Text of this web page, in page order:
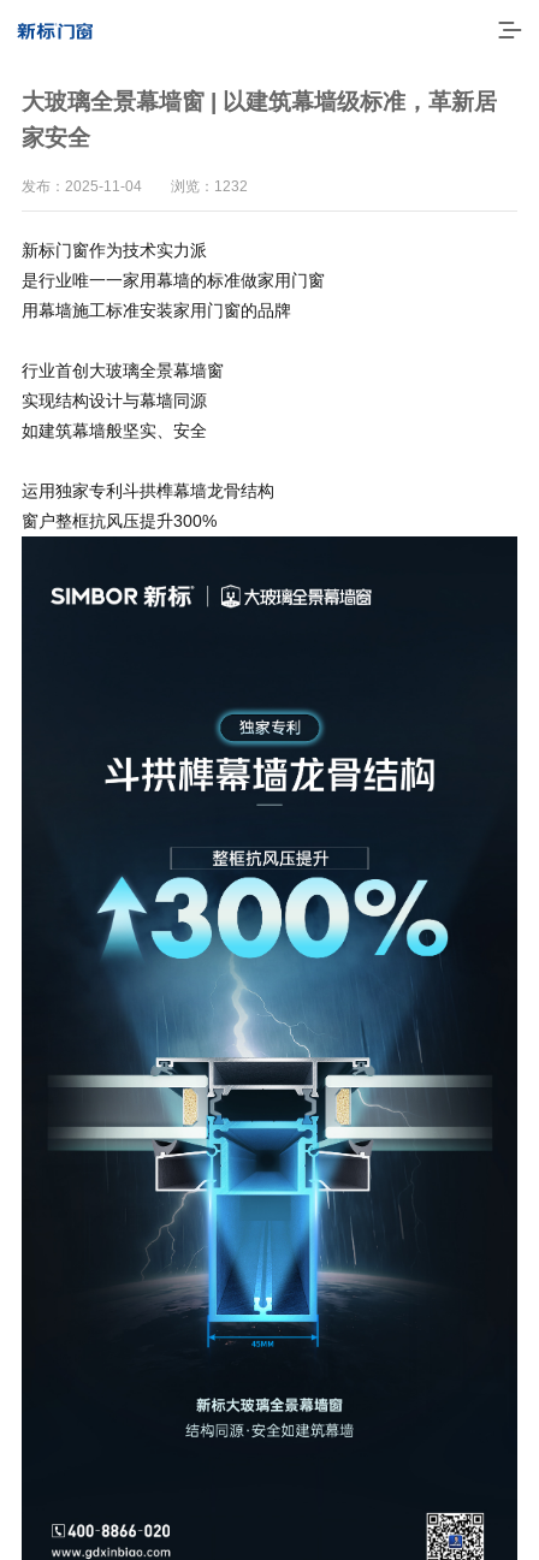
走进新标
高端门窗
门窗实力派
大玻璃全景幕墙窗 | 以建筑幕墙级标准，革新居
家安全
发布：2025-11-04 浏览：1232
新标门窗作为技术实力派
是行业唯一一家用幕墙的标准做家用门窗
用幕墙施工标准安装家用门窗的品牌
行业首创大玻璃全景幕墙窗
实现结构设计与幕墙同源
如建筑幕墙般坚实、安全
运用独家专利斗拱榫幕墙龙骨结构
窗户整框抗风压提升300%